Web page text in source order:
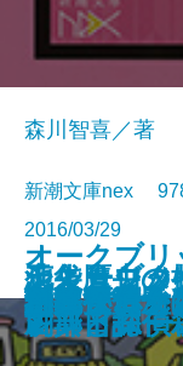
池袋カジ
返せ同盟
青の数学
王の厨房
ハルコナ
砕け散る
オークブ
人2―後輩
―
御手洗潔の
生存賭博
スクールカ
トリモノー
森川智喜／著
新潮文庫nex
2016/03/29
小さいおじ
渦森今日子
シャーロ
古典と探
天久鷹央
シンドロ
謎好き乙女
誘拐サー
汚れた赤を
月桃夜
恋よりブタ
劇部日誌～
創薬探偵か